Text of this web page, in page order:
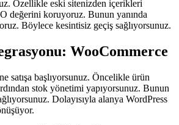
Özellikle eski sitenizden içerikleri
değerini koruyoruz. Bunun yanında
Böylece kesintisiz geçiş sağlıyorsunuz.
WooCommerce
satışa başlıyorsunuz. Öncelikle ürün
stok yönetimi yapıyorsunuz. Bunun
Dolayısıyla alanya WordPress